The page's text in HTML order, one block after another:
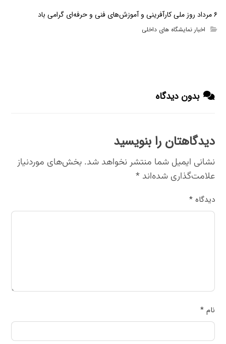
۶ مرداد روز ملی کارآفرینی و آموزش‌های فنی و حرفه‌ای گرامی باد
اخبار نمایشگاه های داخلی
بدون دیدگاه
دیدگاهتان را بنویسید
نشانی ایمیل شما منتشر نخواهد شد. بخش‌های موردنیاز
علامت‌گذاری شده‌اند*
دیدگاه*
نام*